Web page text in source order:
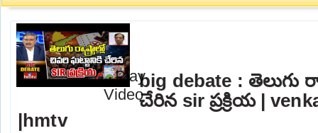
big debate : తెలుగు
చేరిన sir ప్రక్రియ |
|hmtv